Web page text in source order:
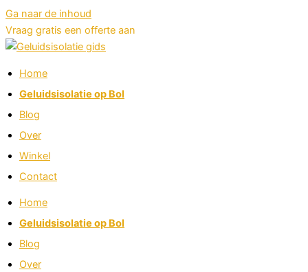
Ga naar de inhoud
Vraag gratis een offerte aan
Home
Geluidsisolatie op Bol
Blog
Over
Winkel
Contact
Home
Geluidsisolatie op Bol
Blog
Over